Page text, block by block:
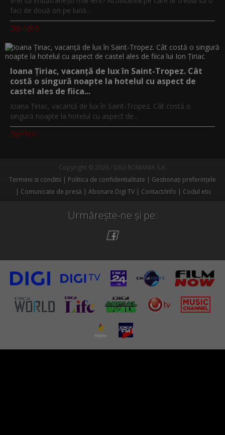
faci de două ori pe lună...
Digi-Life.tv
Ioana Țiriac, vacanță de lux în Saint-Tropez. Cât
costă o singură noapte la hotelul cu aspect de
castel ales de fiica...
Ioana Țiriac, vacanță de lux în Saint-Tropez. Cât costă o
singură noapte la hotelul cu aspect de...
DigiFM.ro
Copyright © 2026 / DIGI ROMANIA S.A.
Termeni si conditii
Politica de confidentialitate
Gestionați preferințele
Comunicate de presă
Abonare Digi TV Contact/Info Codul etic
Urmărește-ne și pe: